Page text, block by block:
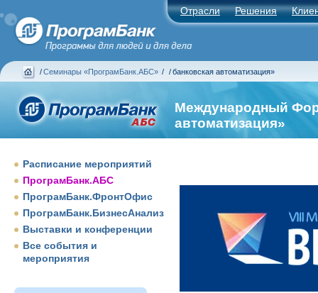
Отрасли Решения
/ Семинары «ПрограмБанк.АБС» / / банковская автоматизация»
Международный
автоматизация»
Расписание мероприятий
ПрограмБанк.АБС
ПрограмБанк.ФронтОфис
ПрограмБанк.БизнесАнализ
Выставки и конференции
Все события и
мероприятия